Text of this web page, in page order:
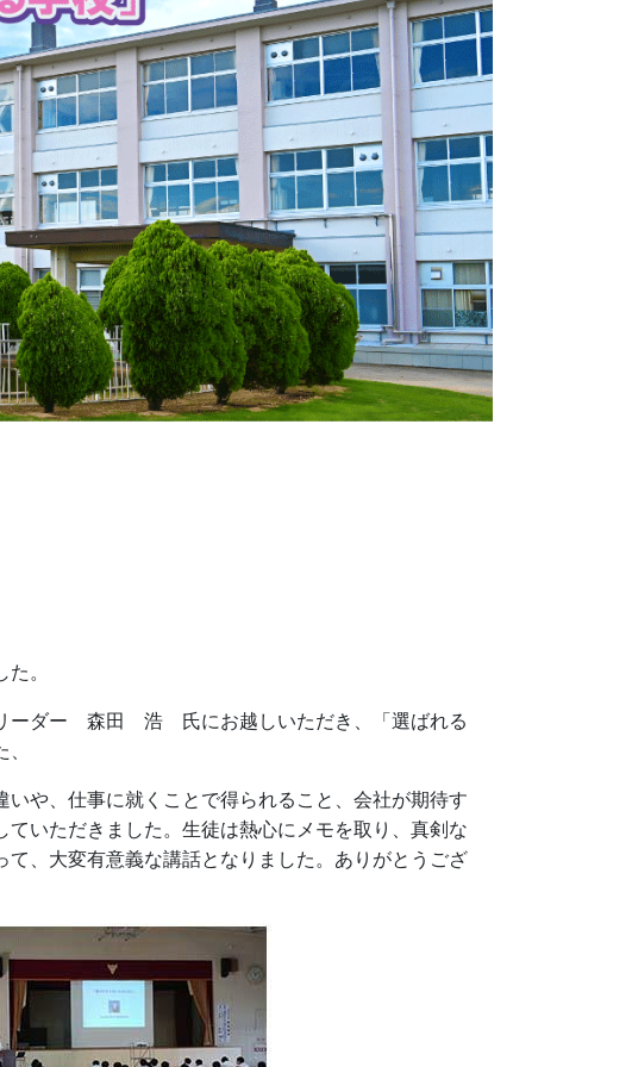
。
ーダー 森田 浩 氏にお越しいただき、「選ばれる
や、仕事に就くことで得られること、会社が期待す
いただきました。生徒は熱心にメモを取り、真剣な
、大変有意義な講話となりました。ありがとうござ